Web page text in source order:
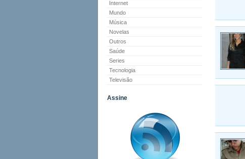
Internet
Mundo
Música
Novelas
Outros
Saúde
Series
Tecnologia
Televisão
Assine